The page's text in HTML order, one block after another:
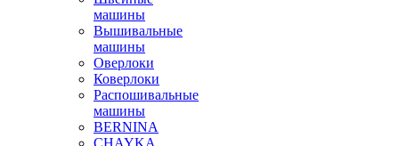
машины
Вышивальные
машины
Оверлоки
Коверлоки
Распошивальные
машины
BERNINA